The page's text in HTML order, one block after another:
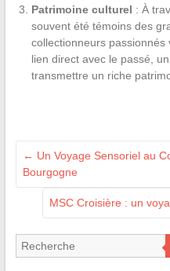
Patrimoine culturel : À
souvent été témoins des
collectionneurs
lien direct avec le passé,
transmettre un riche
← Un Voyage Sensoriel au
Bourgogne
MSC Croisière : un